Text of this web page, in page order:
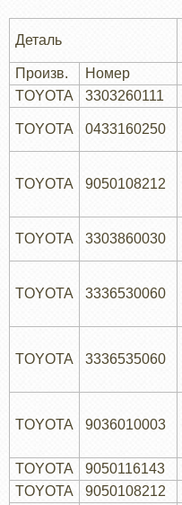
Деталь
Произв.
Номер
TOYOTA
3303260111
TOYOTA 0433160250
TOYOTA 9050108212
TOYOTA 3303860030
TOYOTA 3336530060
TOYOTA 3336535060
TOYOTA 9036010003
TOYOTA 9050116143
TOYOTA
9050108212